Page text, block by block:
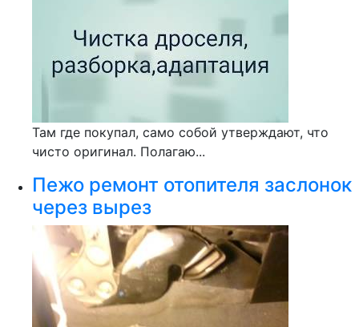
Там где покупал, само собой утверждают, что
чисто оригинал. Полагаю...
Пежо ремонт отопителя заслонок
через вырез